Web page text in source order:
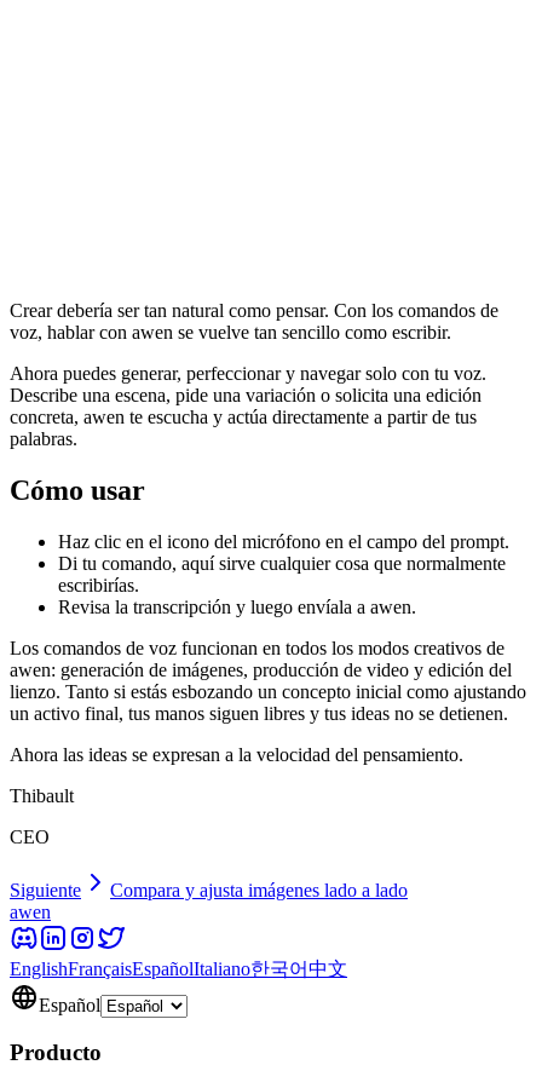
Crear debería ser tan natural como pensar. Con los comandos de
voz, hablar con awen se vuelve tan sencillo como escribir.
Ahora puedes generar, perfeccionar y navegar solo con tu voz.
Describe una escena, pide una variación o solicita una edición
concreta, awen te escucha y actúa directamente a partir de tus
palabras.
Cómo usar
Haz clic en el icono del micrófono en el campo del prompt.
Di tu comando, aquí sirve cualquier cosa que normalmente
escribirías.
Revisa la transcripción y luego envíala a awen.
Los comandos de voz funcionan en todos los modos creativos de
awen: generación de imágenes, producción de video y edición del
lienzo. Tanto si estás esbozando un concepto inicial como ajustando
un activo final, tus manos siguen libres y tus ideas no se detienen.
Ahora las ideas se expresan a la velocidad del pensamiento.
Thibault
CEO
Siguiente
Compara y ajusta imágenes lado a lado
awen
EnglishFrançaisEspañolItaliano한국어中文
Español
Producto